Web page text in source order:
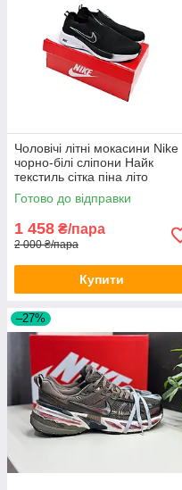
Чоловічі літні мокасини Nike
чорно-білі сліпони Найк
текстиль сітка піна літо
Готово до відправки
1 458 ₴/пара
2 000 ₴/пара
Купити
–27%